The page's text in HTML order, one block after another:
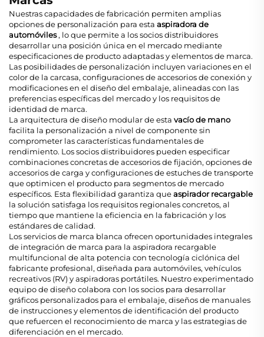
Nuestras capacidades de fabricación permiten amplias
opciones de personalización para esta aspiradora de
automóviles, lo que permite a los socios distribuidores
desarrollar una posición única en el mercado mediante
especificaciones de producto adaptadas y elementos de marca.
Las posibilidades de personalización incluyen variaciones en el
color de la carcasa, configuraciones de accesorios de conexión y
modificaciones en el diseño del embalaje, alineadas con las
preferencias específicas del mercado y los requisitos de
identidad de marca.
La arquitectura de diseño modular de esta vacío de mano
facilita la personalización a nivel de componente sin
comprometer las características fundamentales de
rendimiento. Los socios distribuidores pueden especificar
combinaciones concretas de accesorios de fijación, opciones de
accesorios de carga y configuraciones de estuches de transporte
que optimicen el producto para segmentos de mercado
específicos. Esta flexibilidad garantiza queaspirador recargable
la solución satisfaga los requisitos regionales concretos, al
tiempo que mantiene la eficiencia en la fabricación y los
estándares de calidad.
Los servicios de marca blanca ofrecen oportunidades integrales
de integración de marca para la aspiradora recargable
multifuncional de alta potencia con tecnología ciclónica del
fabricante profesional, diseñada para automóviles, vehículos
recreativos (RV) y aspiradoras portátiles. Nuestro experimentado
equipo de diseño colabora con los socios para desarrollar
gráficos personalizados para el embalaje, diseños de manuales
de instrucciones y elementos de identificación del producto
que refuercen el reconocimiento de marca y las estrategias de
diferenciación en el mercado.